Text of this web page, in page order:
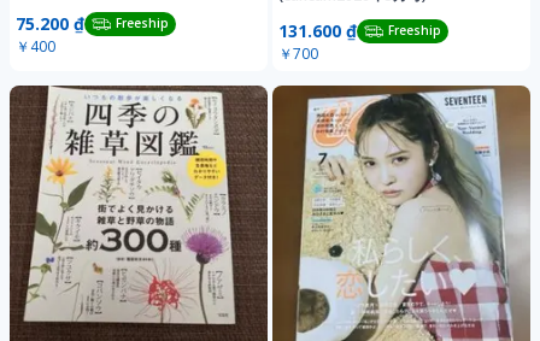
75.200 ₫ Freeship
￥400
131.600 ₫ Freeship
￥700